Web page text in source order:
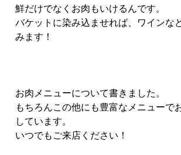
鮮だけでなくお肉もいけるんです。
バケットに染み込ませれば、ワインな
みます！
お肉メニューについて書きました。
もちろんこの他にも豊富なメニューで
しています。
いつでもご来店ください！